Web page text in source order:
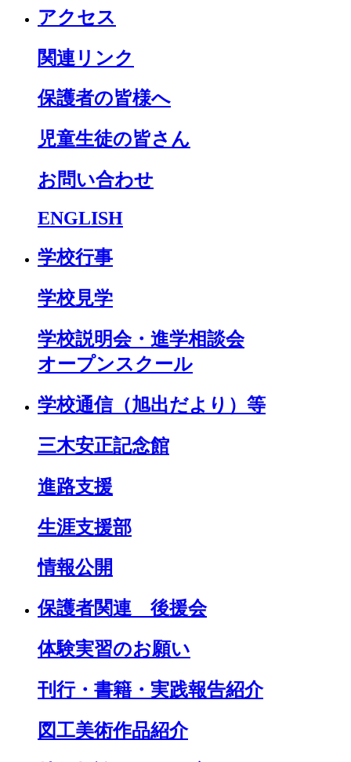
アクセス
関連リンク
保護者の皆様へ
児童生徒の皆さん
お問い合わせ
ENGLISH
学校行事
学校見学
学校説明会・進学相談会
オープンスクール
学校通信（旭出だより）等
三木安正記念館
進路支援
生涯支援部
情報公開
保護者関連 後援会
体験実習のお願い
刊行・書籍・実践報告紹介
図工美術作品紹介